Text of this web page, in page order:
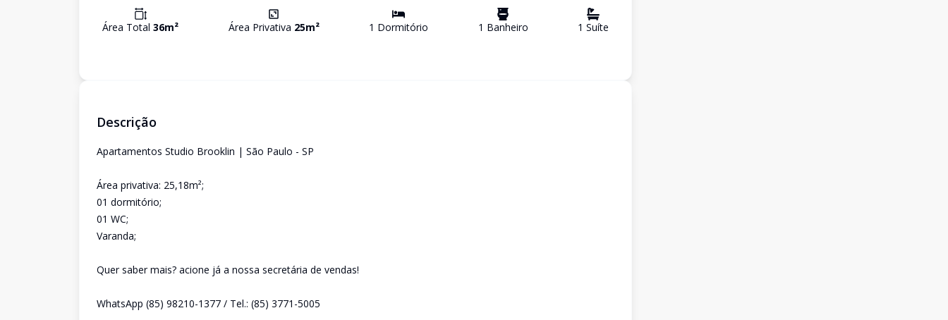
Área Total 36m² Área Privativa 25m² 1 Dormitório 1 Banheiro 1 Suíte
Descrição
Apartamentos Studio Brooklin | São Paulo - SP
Área privativa: 25,18m²;
01 dormitório;
01 WC;
Varanda;
Quer saber mais? acione já a nossa secretária de vendas!
WhatsApp (85) 98210-1377 / Tel.: (85) 3771-5005